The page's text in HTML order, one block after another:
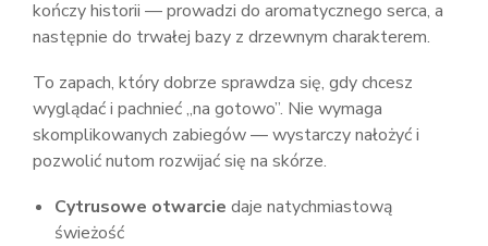
kończy historii — prowadzi do aromatycznego serca, a
następnie do trwałej bazy z drzewnym charakterem.
To zapach, który dobrze sprawdza się, gdy chcesz
wyglądać i pachnieć „na gotowo”. Nie wymaga
skomplikowanych zabiegów — wystarczy nałożyć i
pozwolić nutom rozwijać się na skórze.
Cytrusowe otwarcie daje natychmiastową
świeżość